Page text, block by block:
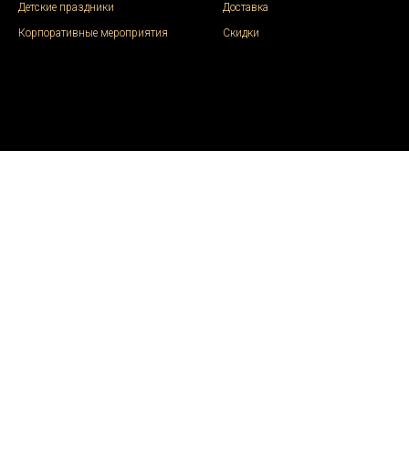
Детские праздники
Корпоративные мероприятия
Доставка
Скидки